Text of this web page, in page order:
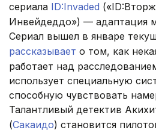
сериала ID:Invaded
Инвейдеддо») — адаптация
Сериал вышел в январе
рассказывает о том, как
работает над
использует специальную
способную чувствовать
Талантливый детектив
(Сакаидо) становится